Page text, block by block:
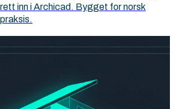
rett inn i Archicad. Bygget for norsk
praksis.